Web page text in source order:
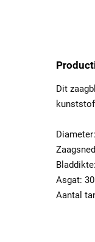
Dit
Asgat:
Aantal